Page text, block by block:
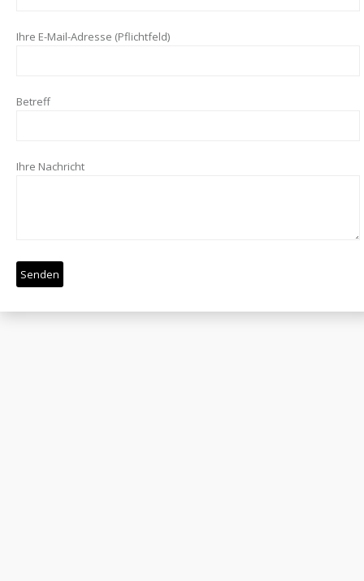
Ihre E-Mail-Adresse (Pflichtfeld)
Betreff
Ihre Nachricht